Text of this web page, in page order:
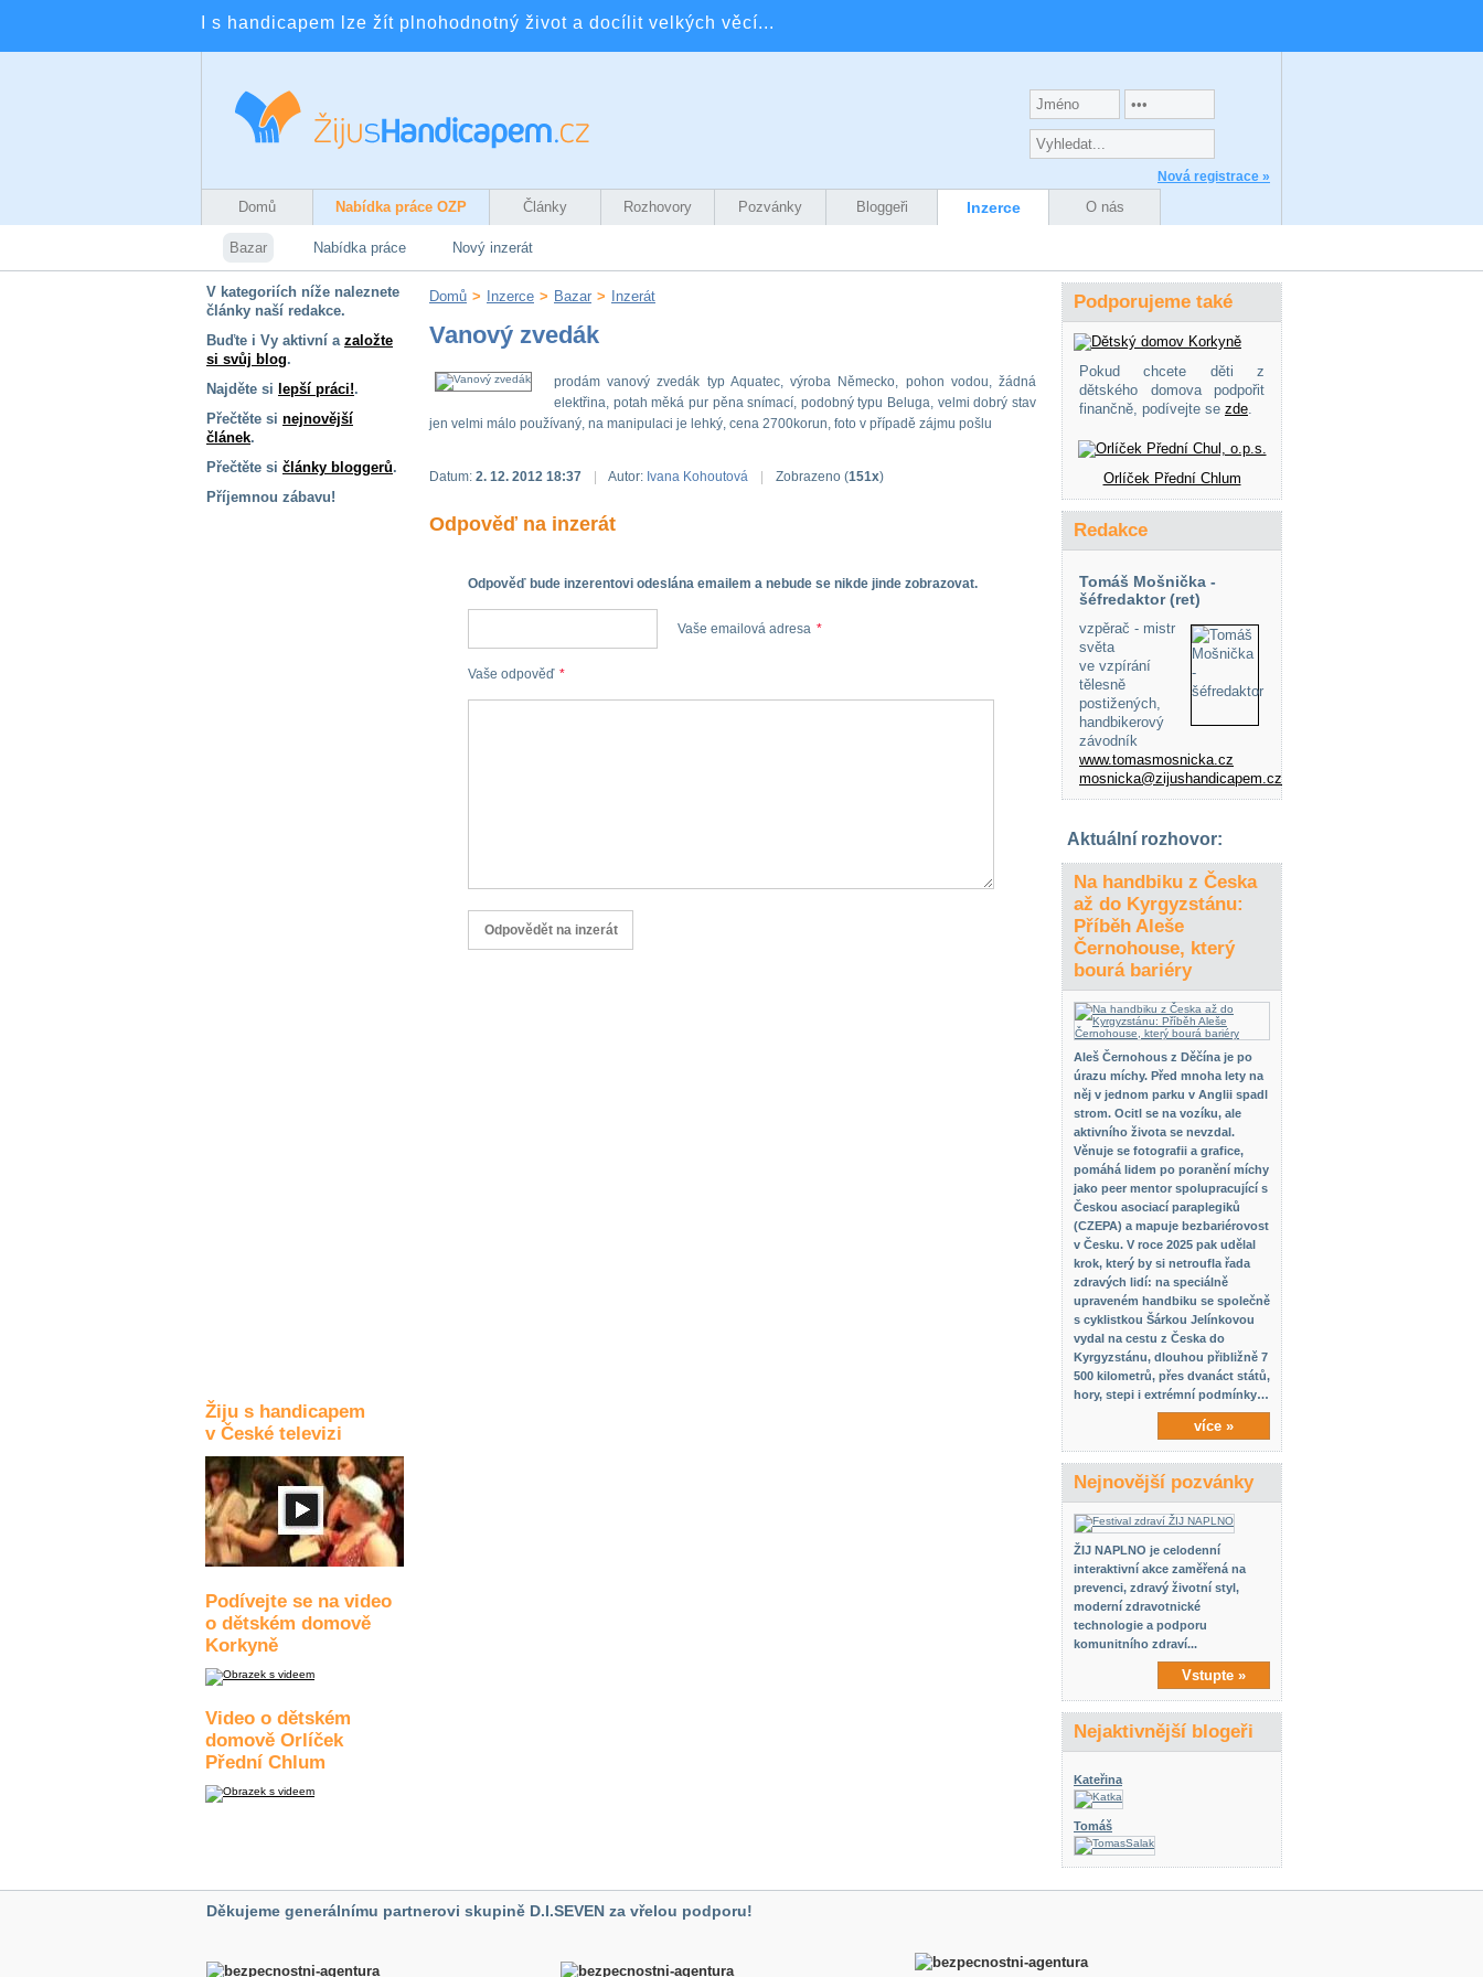
I s handicapem lze žít plnohodnotný život a docílit velkých věcí...
Nová registrace »
Domů Nabídka práce OZP Články Rozhovory Pozvánky Bloggeři Inzerce O nás
Bazar Nabídka práce Nový inzerát
V kategoriích níže naleznete
články naší redakce.
Buďte i Vy aktivní a založte
si svůj blog.
Najděte si lepší práci!.
Přečtěte si nejnovější
článek.
Přečtěte si články bloggerů.
Příjemnou zábavu!
Žiju s handicapem
v České televizi
Podívejte se na video
o dětském domově
Korkyně
Video o dětském
domově Orlíček
Přední Chlum
Domů > Inzerce > Bazar > Inzerát
Vanový zvedák
prodám vanový zvedák typ Aquatec, výroba Německo, pohon vodou, žádná
elektřina, potah měká pur pěna snímací, podobný typu Beluga, velmi dobrý stav
jen velmi málo používaný, na manipulaci je lehký, cena 2700korun, foto v případě zájmu pošlu
Datum: 2. 12. 2012 18:37 Autor: Ivana Kohoutová Zobrazeno (151x)
Odpověď na inzerát
Odpověď bude inzerentovi odeslána emailem a nebude se nikde jinde zobrazovat.
Vaše emailová adresa *
Vaše odpověď *
Podporujeme také
Pokud chcete děti z
dětského domova podpořit
finančně, podívejte se zde.
Orlíček Přední Chlum
Redakce
Tomáš Mošnička -
šéfredaktor (ret)
vzpěrač - mistr
světa
ve vzpírání
tělesně
postižených,
handbikerový
závodník
www.tomasmosnicka.cz
mosnicka@zijushandicapem.cz
Aktuální rozhovor:
Na handbiku z Česka
až do Kyrgyzstánu:
Příběh Aleše
Černohouse, který
bourá bariéry
Aleš Černohous z Děčína je po
úrazu míchy. Před mnoha lety na
něj v jednom parku v Anglii spadl
strom. Ocitl se na vozíku, ale
aktivního života se nevzdal.
Věnuje se fotografii a grafice,
pomáhá lidem po poranění míchy
jako peer mentor spolupracující s
Českou asociací paraplegiků
(CZEPA) a mapuje bezbariérovost
v Česku. V roce 2025 pak udělal
krok, který by si netroufla řada
zdravých lidí: na speciálně
upraveném handbiku se společně
s cyklistkou Šárkou Jelínkovou
vydal na cestu z Česka do
Kyrgyzstánu, dlouhou přibližně 7
500 kilometrů, přes dvanáct států,
hory, stepi i extrémní podmínky…
více »
Nejnovější pozvánky
ŽIJ NAPLNO je celodenní
interaktivní akce zaměřená na
prevenci, zdravý životní styl,
moderní zdravotnické
technologie a podporu
komunitního zdraví...
Vstupte »
Nejaktivnější blogeři
Kateřina
Tomáš
Děkujeme generálnímu partnerovi skupině D.I.SEVEN za vřelou podporu!